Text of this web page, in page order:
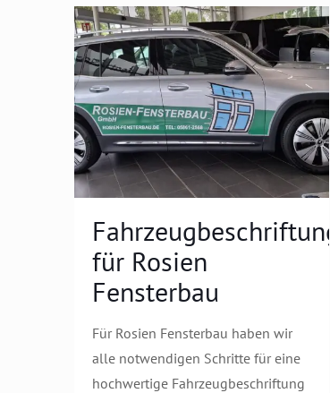
Fahrzeugbeschriftung
für Rosien
Fensterbau
Für Rosien Fensterbau haben wir
alle notwendigen Schritte für eine
hochwertige Fahrzeugbeschriftung